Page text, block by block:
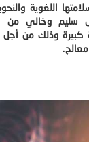
اللغوية
وخالي من
كبيرة وذلك من